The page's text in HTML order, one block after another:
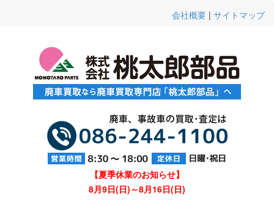
会社概要 | サイトマップ
【夏季休業のお知らせ】
8月9日(日)～8月16日(日)